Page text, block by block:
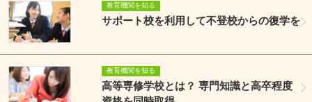
教育機関を知る
サポート校を利用して不登校からの復学を
教育機関を知る
高等専修学校とは？ 専門知識と高卒程度